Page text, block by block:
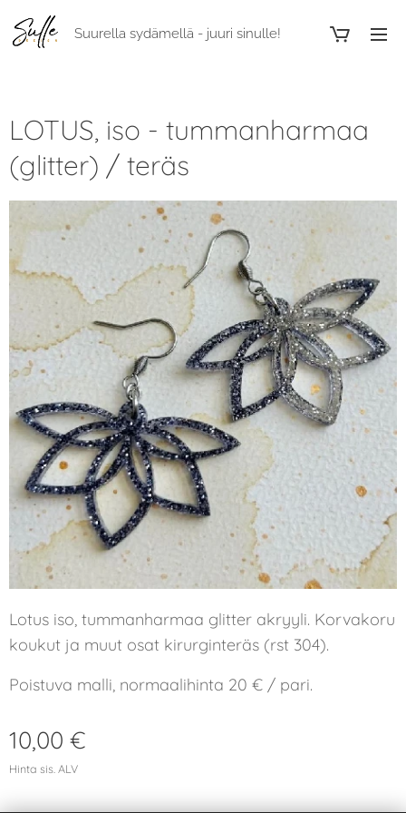
Suurella sydämellä - juuri sinulle!
LOTUS, iso - tummanharmaa
(glitter) / teräs
Lotus iso, tummanharmaa glitter akryyli. Korvakoru
koukut ja muut osat kirurginteräs (rst 304).
Poistuva malli, normaalihinta 20 € / pari.
10,00 €
Hinta sis. ALV